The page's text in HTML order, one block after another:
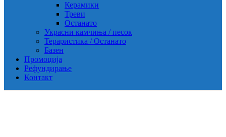
Керамики
Треви
Останато
Украсни камчиња / песок
Тераристика / Останато
Базен
Промоција
Рефундирање
Контакт